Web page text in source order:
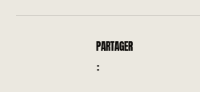
PARTAGER
: